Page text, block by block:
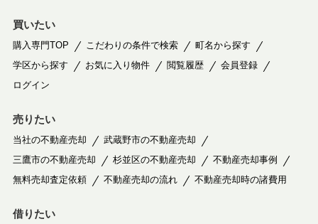
買いたい
購入専門TOP こだわりの条件で検索
町名から探す
学区から探す
お気に入り物件 閲覧履歴
会員登録
ログイン
売りたい
当社の不動産売却
武蔵野市の不動産売却
三鷹市の不動産売却
杉並区の不動産売却
不動産売却事例
無料売却査定依頼
不動産売却の流れ 不動産売却時の諸費用
借りたい